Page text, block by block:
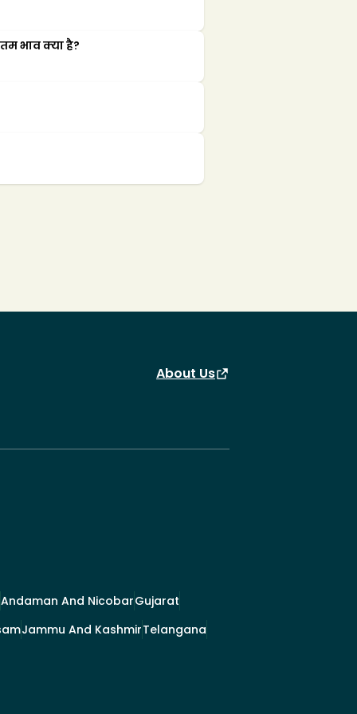
भाव क्या है?
About Us
Andaman And NicobarGujarat
Jammu And KashmirTelangana